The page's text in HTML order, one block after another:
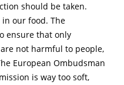
should be taken.
our food. The
ensure that only
not harmful to people,
European Ombudsman
is way too soft,